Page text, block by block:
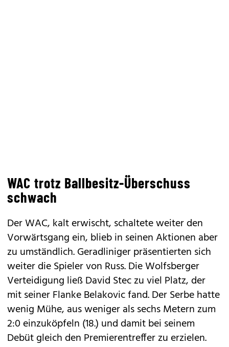
WAC trotz Ballbesitz-Überschuss
schwach
Der WAC, kalt erwischt, schaltete weiter den
Vorwärtsgang ein, blieb in seinen Aktionen aber
zu umständlich. Geradliniger präsentierten sich
weiter die Spieler von Russ. Die Wolfsberger
Verteidigung ließ David Stec zu viel Platz, der
mit seiner Flanke Belakovic fand. Der Serbe hatte
wenig Mühe, aus weniger als sechs Metern zum
2:0 einzuköpfeln (18.) und damit bei seinem
Debüt gleich den Premierentreffer zu erzielen.